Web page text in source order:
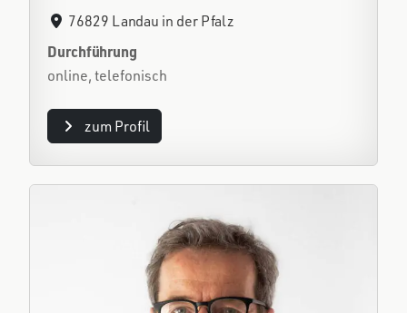
76829 Landau in der Pfalz
Durchführung
online, telefonisch
zum Profil